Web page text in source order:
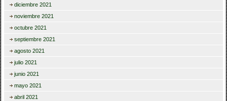
diciembre 2021
noviembre 2021
octubre 2021
septiembre 2021
agosto 2021
julio 2021
junio 2021
mayo 2021
abril 2021